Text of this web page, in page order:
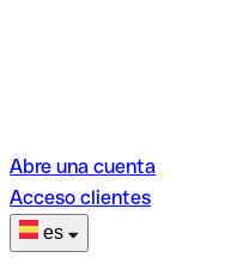
Abre una cuenta
Acceso clientes
es